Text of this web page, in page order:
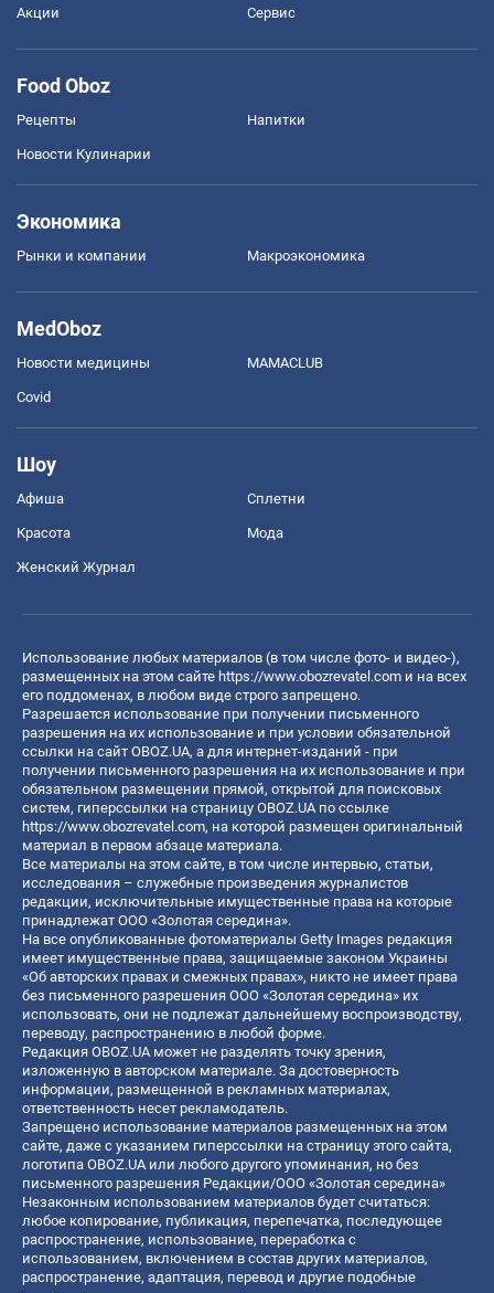
Акции Сервис
Food Oboz
Рецепты Напитки
Новости Кулинарии
Экономика
Рынки и компании Mакроэкономика
MedOboz
Новости медицины MAMACLUB
Covid
Шоу
Афиша Сплетни
Красота Мода
Женский Журнал
Использование любых материалов (в том числе фото- и видео-),
размещенных на этом сайте https://www.obozrevatel.com и на всех
его поддоменах, в любом виде строго запрещено.
Разрешается использование при получении письменного
разрешения на их использование и при условии обязательной
ссылки на сайт OBOZ.UA, а для интернет-изданий - при
получении письменного разрешения на их использование и при
обязательном размещении прямой, открытой для поисковых
систем, гиперссылки на страницу OBOZ.UA по ссылке
https://www.obozrevatel.com, на которой размещен оригинальный
материал в первом абзаце материала.
Все материалы на этом сайте, в том числе интервью, статьи,
исследования – служебные произведения журналистов
редакции, исключительные имущественные права на которые
принадлежат ООО «Золотая середина».
На все опубликованные фотоматериалы Getty Images редакция
имеет имущественные права, защищаемые законом Украины
«Об авторских правах и смежных правах», никто не имеет права
без письменного разрешения ООО «Золотая середина» их
использовать, они не подлежат дальнейшему воспроизводству,
переводу, распространению в любой форме.
Редакция OBOZ.UA может не разделять точку зрения,
изложенную в авторском материале. За достоверность
информации, размещенной в рекламных материалах,
ответственность несет рекламодатель.
Запрещено использование материалов размещенных на этом
сайте, даже с указанием гиперссылки на страницу этого сайта,
логотипа OBOZ.UA или любого другого упоминания, но без
письменного разрешения Редакции/ООО «Золотая середина»
Незаконным использованием материалов будет считаться:
любое копирование, публикация, перепечатка, последующее
распространение, использование, переработка с
использованием, включением в состав других материалов,
распространение, адаптация, перевод и другие подобные